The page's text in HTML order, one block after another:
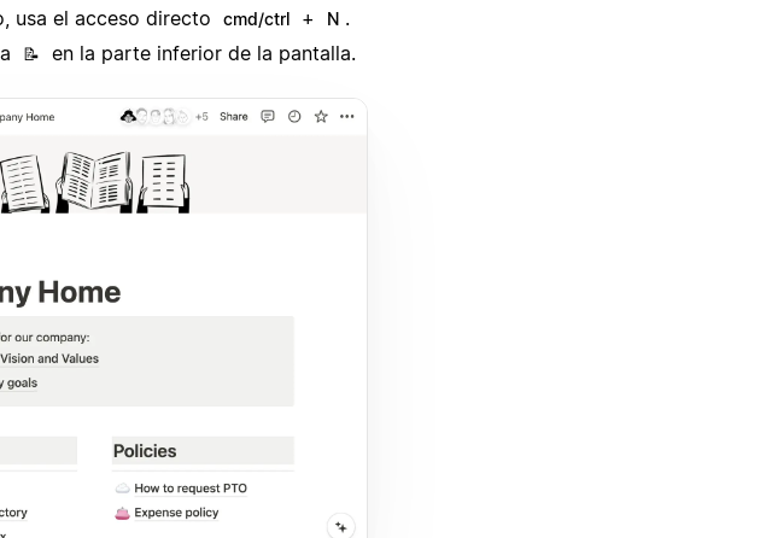
usa el acceso directo
cmd/ctrl + N .
📝 en la parte inferior de la pantalla.